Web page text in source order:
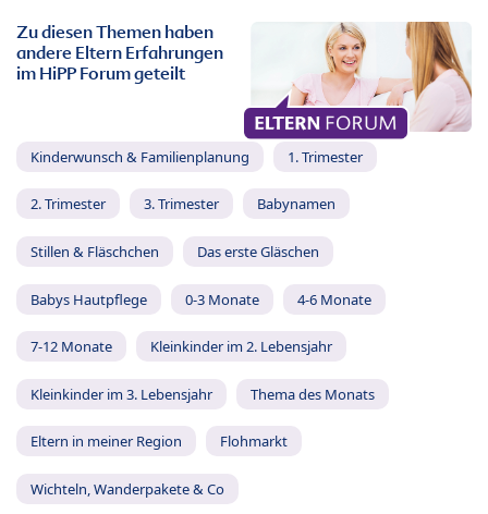
Zu diesen Themen haben
andere Eltern Erfahrungen
im HiPP Forum geteilt
Kinderwunsch & Familienplanung 1. Trimester
2. Trimester 3. Trimester Babynamen
Stillen & Fläschchen Das erste Gläschen
Babys Hautpflege 0-3 Monate 4-6 Monate
7-12 Monate Kleinkinder im 2. Lebensjahr
Kleinkinder im 3. Lebensjahr Thema des Monats
Eltern in meiner Region Flohmarkt
Wichteln, Wanderpakete & Co